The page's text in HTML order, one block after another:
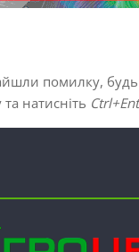
помилку, будь
натисніть